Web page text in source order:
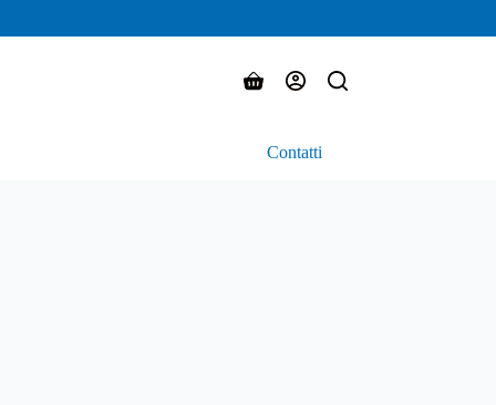
Carrello
Contatti